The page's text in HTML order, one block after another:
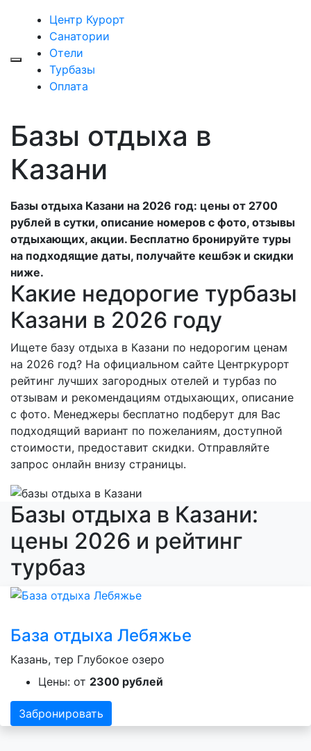
Центр Курорт
Санатории
Отели
Турбазы
Оплата
Базы отдыха в
Казани
Базы отдыха Казани на 2026 год: цены от 2700
рублей в сутки, описание номеров с фото, отзывы
отдыхающих, акции. Бесплатно бронируйте туры
на подходящие даты, получайте кешбэк и скидки
ниже.
Какие недорогие турбазы
Казани в 2026 году
Ищете базу отдыха в Казани по недорогим ценам
на 2026 год? На официальном сайте Центркурорт
рейтинг лучших загородных отелей и турбаз по
отзывам и рекомендациям отдыхающих, описание
с фото. Менеджеры бесплатно подберут для Вас
подходящий вариант по пожеланиям, доступной
стоимости, предоставит скидки. Отправляйте
запрос онлайн внизу страницы.
Базы отдыха в Казани:
цены 2026 и рейтинг
турбаз
База отдыха Лебяжье
Казань, тер Глубокое озеро
Цены: от 2300 рублей
Забронировать